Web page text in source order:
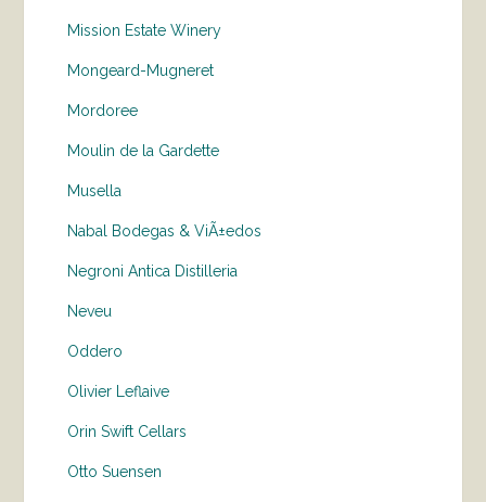
Mission Estate Winery
Mongeard-Mugneret
Mordoree
Moulin de la Gardette
Musella
Nabal Bodegas & ViÃ±edos
Negroni Antica Distilleria
Neveu
Oddero
Olivier Leflaive
Orin Swift Cellars
Otto Suensen